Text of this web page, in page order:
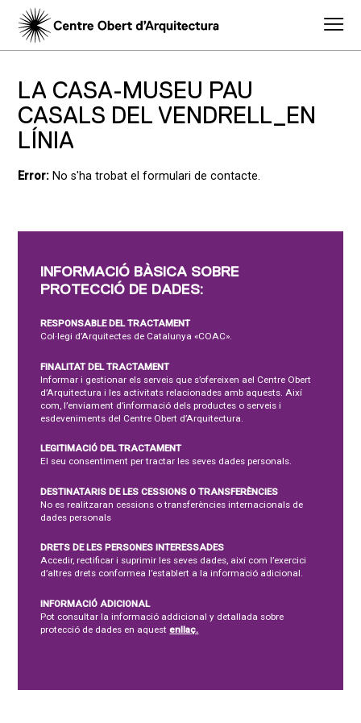
LA CASA-MUSEU PAU
CASALS DEL VENDRELL_EN
LÍNIA
Error:No s'ha trobat el formulari de contacte.
INFORMACIÓ BÀSICA SOBRE
PROTECCIÓ DE DADES:
RESPONSABLE DEL TRACTAMENT
Col·legi d’Arquitectes de Catalunya «COAC».
FINALITAT DEL TRACTAMENT
Informar i gestionar els serveis que s’ofereixen ael Centre Obert
d’Arquitectura i les activitats relacionades amb aquests. Així
com, l’enviament d’informació dels productes o serveis i
esdeveniments del Centre Obert d’Arquitectura.
LEGITIMACIÓ DEL TRACTAMENT
El seu consentiment per tractar les seves dades personals.
DESTINATARIS DE LES CESSIONS O TRANSFERÈNCIES
No es realitzaran cessions o transferències internacionals de
dades personals
DRETS DE LES PERSONES INTERESSADES
Accedir, rectificar i suprimir les seves dades, així com l’exercici
d’altres drets conformea l’establert a la informació adicional.
INFORMACIÓ ADICIONAL
Pot consultar la informació addicional y detallada sobre
protecció de dades en aquestenllaç.